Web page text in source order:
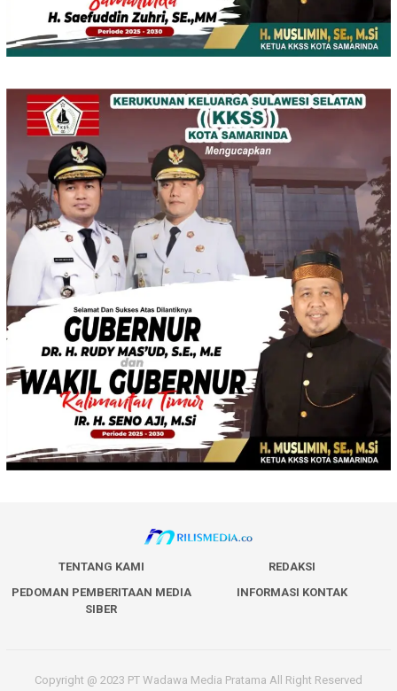
TENTANG KAMI
REDAKSI
PEDOMAN PEMBERITAAN MEDIA
SIBER
INFORMASI KONTAK
Copyright @ 2023 PT Wadawa Media Pratama All Right Reserved